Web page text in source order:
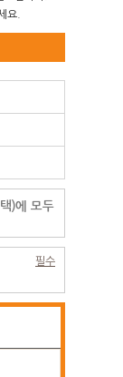
요.
)에 모두
필수